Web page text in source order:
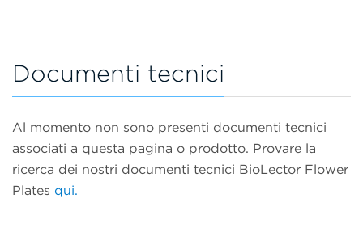
Documenti tecnici
Al momento non sono presenti documenti tecnici
associati a questa pagina o prodotto. Provare la
ricerca dei nostri documenti tecnici BioLector Flower
Plates qui.